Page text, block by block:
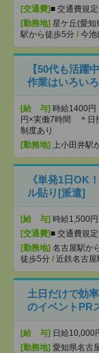
[交通費]■ 交通費規
[勤務地] 星ケ丘(愛知
駅から徒歩5分 / 今池
【50代も活躍
作業はいろい
[給 与] 時給1400
円×実働7時間 ＊日
制度あり
[勤務地] 上小田井駅
《単発1日OK
ル貼り[派遣]
[給 与] 時給1,500
[交通費]■ 交通費規
[勤務地] 名古屋駅か
徒歩5分 / 近鉄名古
土日だけで効
のイベントPR
[給 与] 日給10,000
[勤務地] 愛知県名古